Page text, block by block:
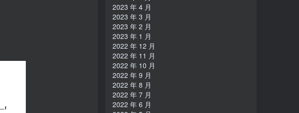
2023 年 4 月
2023 年 3 月
2023 年 2 月
2023 年 1 月
2022 年 12 月
2022 年 11 月
2022 年 10 月
2022 年 9 月
2022 年 8 月
2022 年 7 月
2022 年 6 月